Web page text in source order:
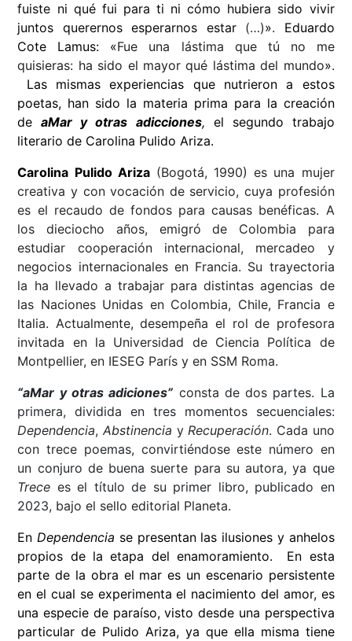
fuiste ni qué fui para ti ni cómo hubiera sido vivir
juntos querernos esperarnos estar (…)». Eduardo
Cote Lamus: «Fue una lástima que tú no me
quisieras: ha sido el mayor qué lástima del mundo».
Las mismas experiencias que nutrieron a estos
poetas, han sido la materia prima para la creación
deaMar y otras adicciones, el segundo trabajo
literario de Carolina Pulido Ariza.
Carolina Pulido Ariza(Bogotá, 1990) es una mujer
creativa y con vocación de servicio, cuya profesión
es el recaudo de fondos para causas benéficas. A
los dieciocho años, emigró de Colombia para
estudiar cooperación internacional, mercadeo y
negocios internacionales en Francia. Su trayectoria
la ha llevado a trabajar para distintas agencias de
las Naciones Unidas en Colombia, Chile, Francia e
Italia. Actualmente, desempeña el rol de profesora
invitada en la Universidad de Ciencia Política de
Montpellier, en IESEG París y en SSM Roma.
“aMar y otras adiciones” consta de dos partes. La
primera, dividida en tres momentos secuenciales:
Dependencia,Abstinencia yRecuperación. Cada uno
con trece poemas, convirtiéndose este número en
un conjuro de buena suerte para su autora, ya que
Trece es el título de su primer libro, publicado en
2023, bajo el sello editorial Planeta.
EnDependencia se presentan las ilusiones y anhelos
propios de la etapa del enamoramiento. En esta
parte de la obra el mar es un escenario persistente
en el cual se experimenta el nacimiento del amor, es
una especie de paraíso, visto desde una perspectiva
particular de Pulido Ariza, ya que ella misma tiene